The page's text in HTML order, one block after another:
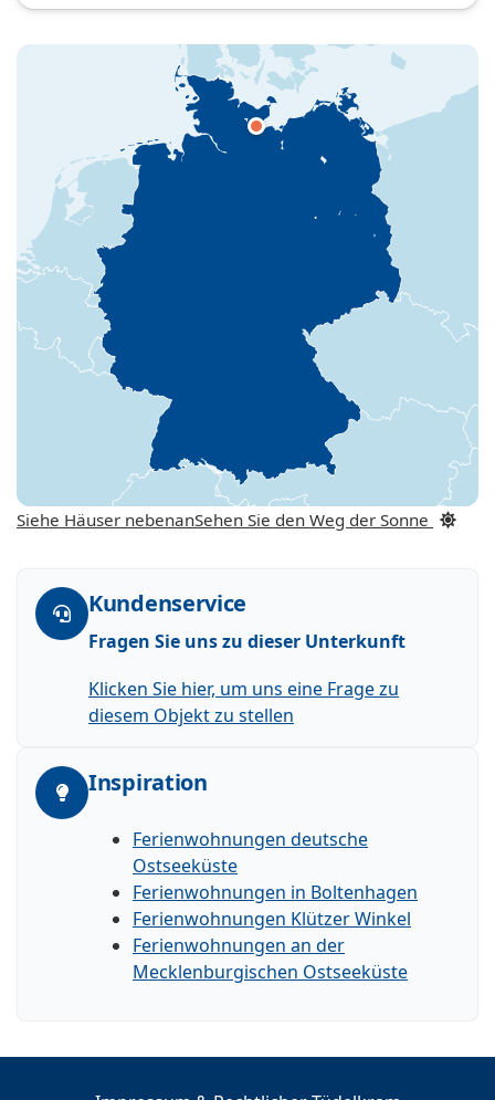
Siehe Häuser nebenanSehen Sie den Weg der Sonne
Kundenservice
Fragen Sie uns zu dieser Unterkunft
Klicken Sie hier, um uns eine Frage zu
diesem Objekt zu stellen
Inspiration
Ferienwohnungen deutsche
Ostseeküste
Ferienwohnungen in Boltenhagen
Ferienwohnungen Klützer Winkel
Ferienwohnungen an der
Mecklenburgischen Ostseeküste